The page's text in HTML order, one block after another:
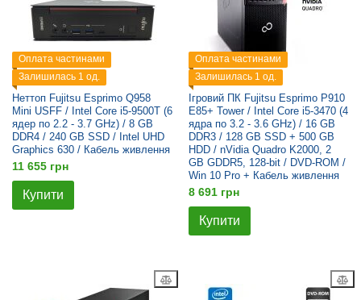
Оплата частинами
Залишилась 1 од.
Неттоп Fujitsu Esprimo Q958
Mini USFF / Intel Core i5-9500T (6
ядер по 2.2 - 3.7 GHz) / 8 GB
DDR4 / 240 GB SSD / Intel UHD
Graphics 630 / Кабель живлення
11 655 грн
Купити
Оплата частинами
Залишилась 1 од.
Ігровий ПК Fujitsu Esprimo P910
E85+ Tower / Intel Core i5-3470 (4
ядра по 3.2 - 3.6 GHz) / 16 GB
DDR3 / 128 GB SSD + 500 GB
HDD / nVidia Quadro K2000, 2
GB GDDR5, 128-bit / DVD-ROM /
Win 10 Pro + Кабель живлення
8 691 грн
Купити